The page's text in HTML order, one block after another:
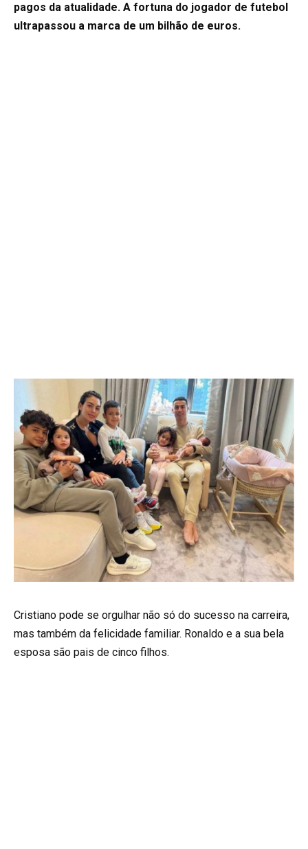
pagos da atualidade. A fortuna do jogador de futebol
ultrapassou a marca de um bilhão de euros.
Cristiano pode se orgulhar não só do sucesso na carreira,
mas também da felicidade familiar. Ronaldo e a sua bela
esposa são pais de cinco filhos.